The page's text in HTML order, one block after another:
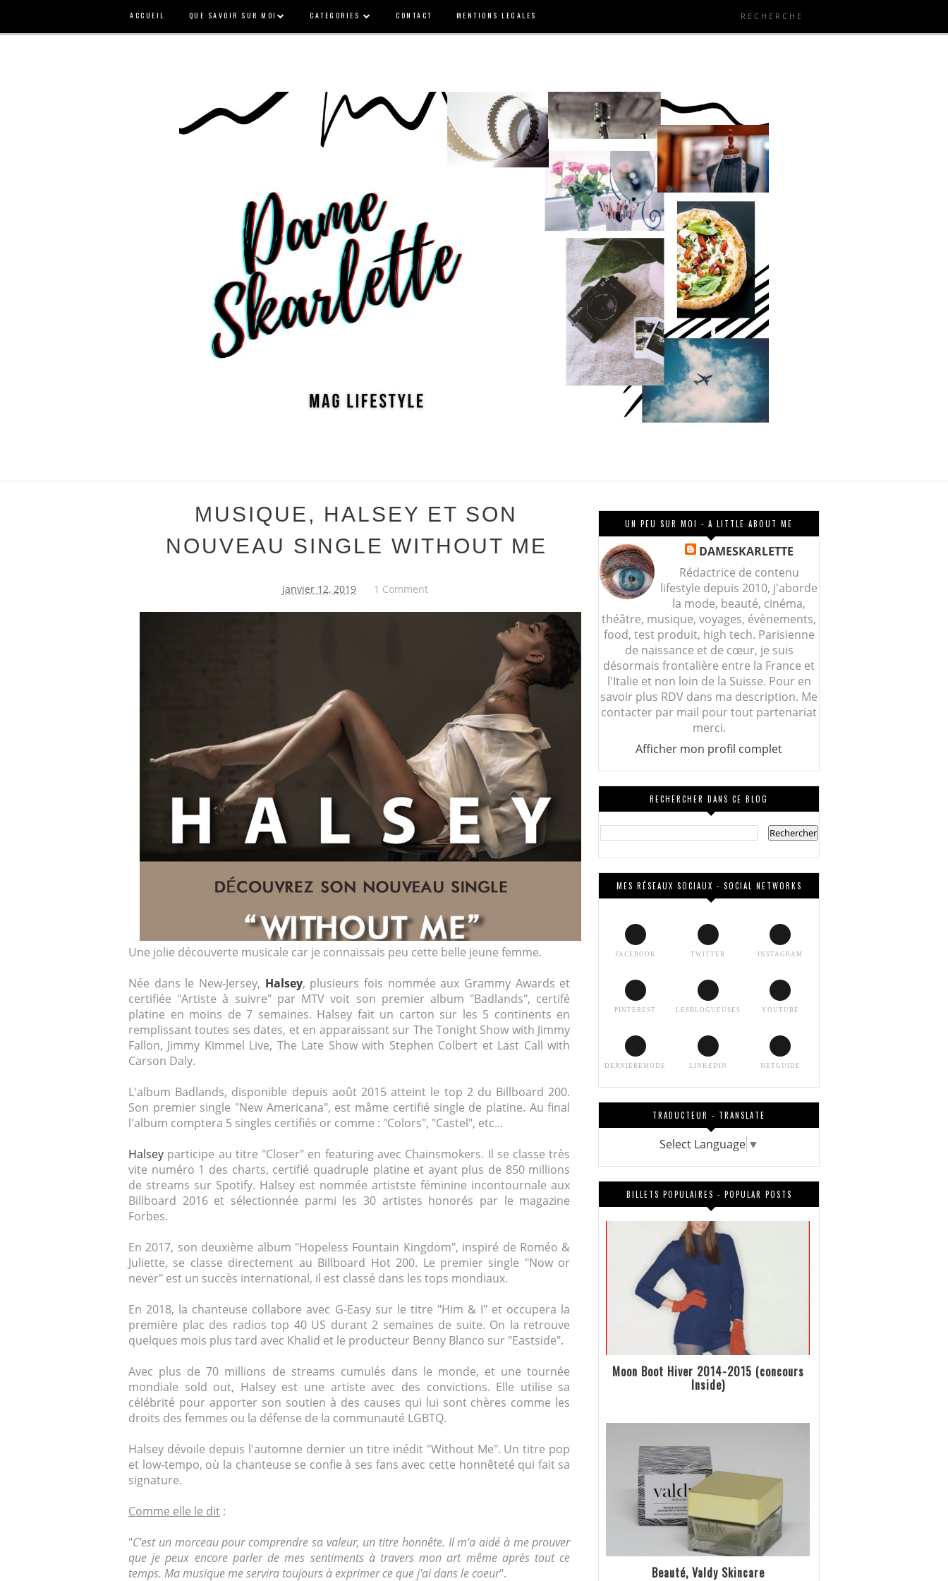
ACCUEIL QUE SAVOIR SUR MOI CATEGORIES CONTACT MENTIONS LEGALES
MUSIQUE, HALSEY ET SON
NOUVEAU SINGLE WITHOUT ME
janvier 12, 2019 1 Comment
Une jolie découverte musicale car je connaissais peu cette belle jeune femme.
Née dans le New-Jersey, Halsey, plusieurs fois nommée aux Grammy Awards et
certifiée "Artiste à suivre" par MTV voit son premier album "Badlands", certifé
platine en moins de 7 semaines. Halsey fait un carton sur les 5 continents en
remplissant toutes ses dates, et en apparaissant sur The Tonight Show with Jimmy
Fallon, Jimmy Kimmel Live, The Late Show with Stephen Colbert et Last Call with
Carson Daly.
L'album Badlands, disponible depuis août 2015 atteint le top 2 du Billboard 200.
Son premier single "New Americana", est mâme certifié single de platine. Au final
l'album comptera 5 singles certifiés or comme : "Colors", "Castel", etc...
Halsey participe au titre "Closer" en featuring avec Chainsmokers. Il se classe très
vite numéro 1 des charts, certifié quadruple platine et ayant plus de 850 millions
de streams sur Spotify. Halsey est nommée artistste féminine incontournale aux
Billboard 2016 et sélectionnée parmi les 30 artistes honorés par le magazine
Forbes.
En 2017, son deuxième album "Hopeless Fountain Kingdom", inspiré de Roméo &
Juliette, se classe directement au Billboard Hot 200. Le premier single "Now or
never" est un succès international, il est classé dans les tops mondiaux.
En 2018, la chanteuse collabore avec G-Easy sur le titre "Him & I" et occupera la
première plac des radios top 40 US durant 2 semaines de suite. On la retrouve
quelques mois plus tard avec Khalid et le producteur Benny Blanco sur "Eastside".
Avec plus de 70 millions de streams cumulés dans le monde, et une tournée
mondiale sold out, Halsey est une artiste avec des convictions. Elle utilise sa
célébrité pour apporter son soutien à des causes qui lui sont chères comme les
droits des femmes ou la défense de la communauté LGBTQ.
Halsey dévoile depuis l'automne dernier un titre inédit "Without Me". Un titre pop
et low-tempo, où la chanteuse se confie à ses fans avec cette honnêteté qui fait sa
signature.
Comme elle le dit :
"C'est un morceau pour comprendre sa valeur, un titre honnête. Il m'a aidé à me prouver
que je peux encore parler de mes sentiments à travers mon art même après tout ce
temps. Ma musique me servira toujours à exprimer ce que j'ai dans le coeur".
UN PEU SUR MOI - A LITTLE ABOUT ME
DAMESKARLETTE
Rédactrice de contenu
lifestyle depuis 2010, j'aborde
la mode, beauté, cinéma,
théâtre, musique, voyages, évènements,
food, test produit, high tech. Parisienne
de naissance et de cœur, je suis
désormais frontalière entre la France et
l'Italie et non loin de la Suisse. Pour en
savoir plus RDV dans ma description. Me
contacter par mail pour tout partenariat
merci.
Afficher mon profil complet
RECHERCHER DANS CE BLOG
MES RÉSEAUX SOCIAUX - SOCIAL NETWORKS
FACEBOOK TWITTER INSTAGRAM
PINTEREST LESBLOGUEUSES YOUTUBE
DERNIEREMODE LINKEDIN NETGUIDE
TRADUCTEUR - TRANSLATE
Select Language ▼
BILLETS POPULAIRES - POPULAR POSTS
Moon Boot Hiver 2014-2015 (concours
Inside)
Beauté, Valdy Skincare